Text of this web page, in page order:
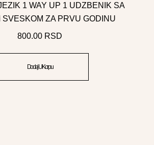
1 WAY UP 1 UDZBENIK SA
SVESKOM ZA PRVU GODINU
800.00 RSD
Dodaj U Korpu